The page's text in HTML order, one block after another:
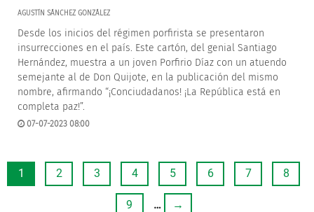
AGUSTÍN SÁNCHEZ GONZÁLEZ
Desde los inicios del régimen porfirista se presentaron
insurrecciones en el país. Este cartón, del genial Santiago
Hernández, muestra a un joven Porfirio Díaz con un atuendo
semejante al de Don Quijote, en la publicación del mismo
nombre, afirmando “¡Conciudadanos! ¡La República está en
completa paz!”.
07-07-2023 08:00
1 2 3 4 5 6 7 8
9 … →